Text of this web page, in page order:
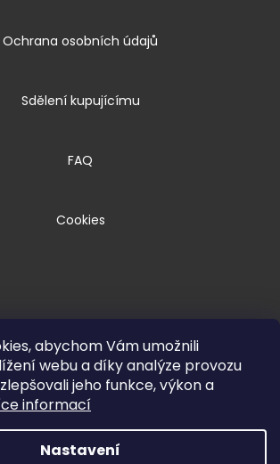
abychom Vám umožnili
webu a díky analýze provozu
jeho funkce, výkon a
informací
Nastavení
Ochrana osobních údajů
Sdělení kupujícímu
FAQ
Cookies
2026HPM TEC, s.r.o.
. Všechna